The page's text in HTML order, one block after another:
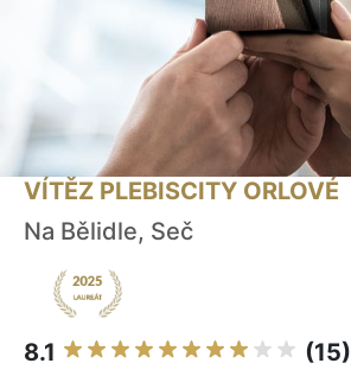
VÍTĚZ PLEBISCITY ORLOVÉ
Na Bělidle, Seč
8.1 (15)